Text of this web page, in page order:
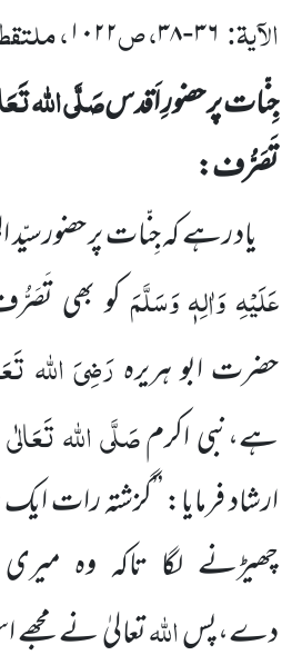
الآیۃ: ۳۶-۳۸، ص۱۰۲۲،
جِنّات پر حضورِ اَقدسصَلَّی اللہ
تَصَرُّف:
یاد رہے کہ جِنّات پر حضورسیّد
عَلَیْہِ وَاٰلِہٖ وَسَلَّمَکو بھی
حضرت ابو ہریرہرَضِیَ اللہ
ہے،نبی اکرمصَلَّی اللہ
ارشاد فرمایا: ’’گزشتہ رات
چھیڑنے لگا تاکہ وہ میری
دے،پساللہتعالیٰ نے مجھے